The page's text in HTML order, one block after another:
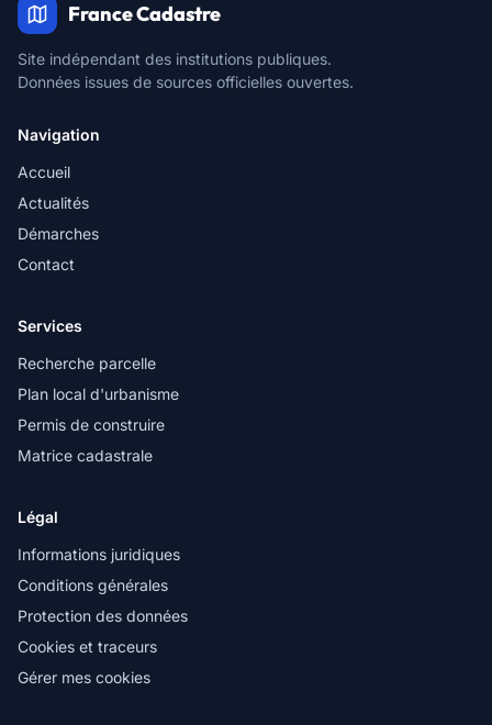
France Cadastre
Site indépendant des institutions publiques.
Données issues de sources officielles ouvertes.
Navigation
Accueil
Actualités
Démarches
Contact
Services
Recherche parcelle
Plan local d'urbanisme
Permis de construire
Matrice cadastrale
Légal
Informations juridiques
Conditions générales
Protection des données
Cookies et traceurs
Gérer mes cookies